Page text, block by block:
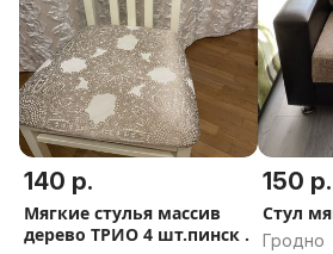
140 р.
Мягкие стулья массив
дерево ТРИО 4 шт.пинск .
150 р.
Стул
Гродно